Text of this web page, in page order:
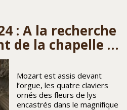
: A la recherche
de la chapelle …
Mozart est assis devant
l’orgue, les quatre claviers
ornés des fleurs de lys
encastrés dans le magnifique